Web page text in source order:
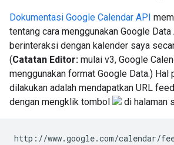
Dokumentasi Google Calendar API
tentang cara menggunakan Google
berinteraksi dengan kalender saya
(Catatan Editor: mulai v3, Google
menggunakan format Google Data.) Hal
dilakukan adalah mendapatkan URL
dengan mengklik tombol
di halaman